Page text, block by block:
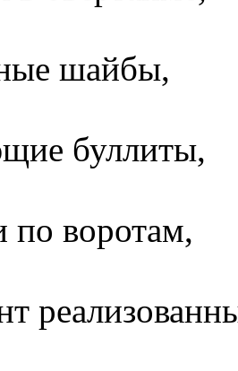
шайбы,
буллиты,
по воротам,